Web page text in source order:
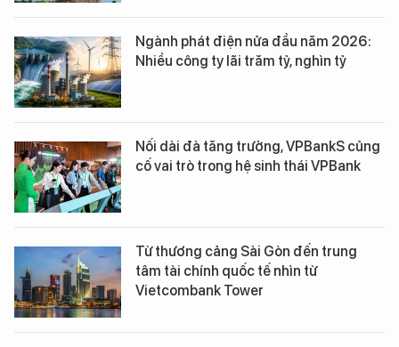
Ngành phát điện nửa đầu năm 2026:
Nhiều công ty lãi trăm tỷ, nghìn tỷ
Nối dài đà tăng trưởng, VPBankS củng
cố vai trò trong hệ sinh thái VPBank
Từ thương cảng Sài Gòn đến trung
tâm tài chính quốc tế nhìn từ
Vietcombank Tower